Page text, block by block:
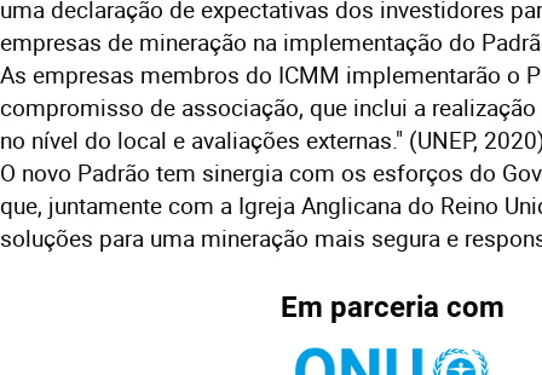
uma declaração de expectativas dos investidores
empresas de mineração na implementação do
As empresas membros do ICMM implementarão o
compromisso de associação, que inclui a
no nível do local e avaliações externas." (UNEP,
O novo Padrão tem sinergia com os esforços do
que, juntamente com a Igreja Anglicana do Reino
soluções para uma mineração mais segura e
Em parceria com